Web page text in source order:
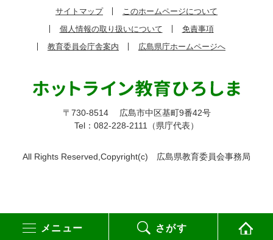
メニュー さがす
サイトマップ
このホームページについて
個人情報の取り扱いについて
免責事項
教育委員会庁舎案内
広島県庁ホームページへ
〒730-8514
広島市中区基町9番42号
Tel：082-228-2111（県庁代表）
All Rights Reserved,Copyright(c) 広島県教育委員会事務局